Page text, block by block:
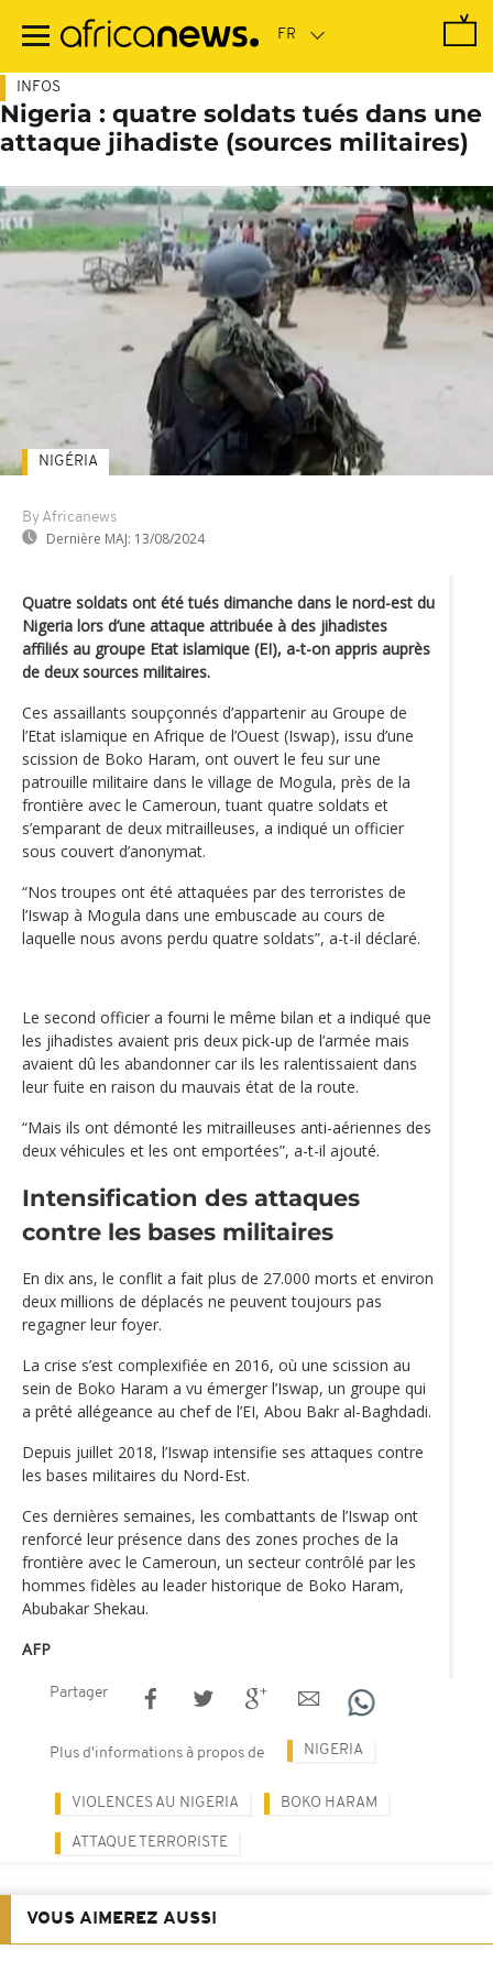
contenu
INFOS
Nigeria : quatre soldats tués dans une
attaque jihadiste (sources militaires)
By Africanews
Dernière MAJ: 13/08/2024
NIGÉRIA
Quatre soldats ont été tués dimanche dans le nord-est du
Nigeria lors d’une attaque attribuée à des jihadistes
affiliés au groupe Etat islamique (EI), a-t-on appris auprès
de deux sources militaires.
Ces assaillants soupçonnés d’appartenir au Groupe de
l’Etat islamique en Afrique de l’Ouest (Iswap), issu d’une
scission de Boko Haram, ont ouvert le feu sur une
patrouille militaire dans le village de Mogula, près de la
frontière avec le Cameroun, tuant quatre soldats et
s’emparant de deux mitrailleuses, a indiqué un officier
sous couvert d’anonymat.
“Nos troupes ont été attaquées par des terroristes de
l’Iswap à Mogula dans une embuscade au cours de
laquelle nous avons perdu quatre soldats”, a-t-il déclaré.
Le second officier a fourni le même bilan et a indiqué que
les jihadistes avaient pris deux pick-up de l’armée mais
avaient dû les abandonner car ils les ralentissaient dans
leur fuite en raison du mauvais état de la route.
“Mais ils ont démonté les mitrailleuses anti-aériennes des
deux véhicules et les ont emportées”, a-t-il ajouté.
Intensification des attaques
contre les bases militaires
En dix ans, le conflit a fait plus de 27.000 morts et environ
deux millions de déplacés ne peuvent toujours pas
regagner leur foyer.
La crise s’est complexifiée en 2016, où une scission au
sein de Boko Haram a vu émerger l’Iswap, un groupe qui
a prêté allégeance au chef de l’EI, Abou Bakr al-Baghdadi.
Depuis juillet 2018, l’Iswap intensifie ses attaques contre
les bases militaires du Nord-Est.
Ces dernières semaines, les combattants de l’Iswap ont
renforcé leur présence dans des zones proches de la
frontière avec le Cameroun, un secteur contrôlé par les
hommes fidèles au leader historique de Boko Haram,
Abubakar Shekau.
AFP
Partager
Plus d'informations à propos de NIGERIA
VIOLENCES AU NIGERIA BOKO HARAM
ATTAQUE TERRORISTE
VOUS AIMEREZ AUSSI